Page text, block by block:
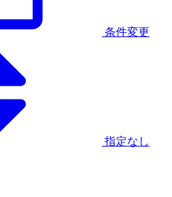
条件変更
指定なし